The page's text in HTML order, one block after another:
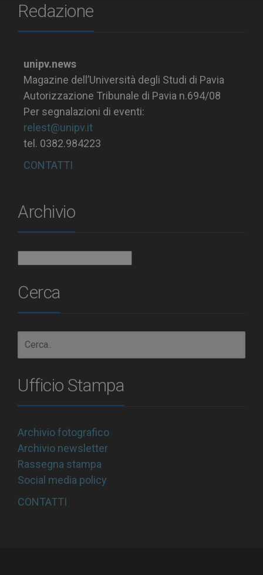
Redazione
unipv.news
Magazine dell’Università degli Studi di Pavia
Autorizzazione Tribunale di Pavia n.694/08
Per segnalazioni di eventi:
relest@unipv.it
tel. 0382.984223
CONTATTI
Archivio
Cerca
Ufficio Stampa
Archivio fotografico
Archivio newsletter
Rassegna stampa
Social media policy
CONTATTI